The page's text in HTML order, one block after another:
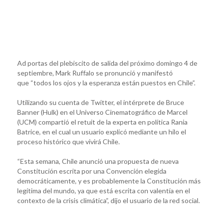
Ad portas del plebiscito de salida del próximo domingo 4 de
septiembre, Mark Ruffalo se pronunció y manifestó
que “todos los ojos y la esperanza están puestos en Chile”.
Utilizando su cuenta de Twitter, el intérprete de Bruce
Banner (Hulk) en el Universo Cinematográfico de Marcel
(UCM) compartió el retuit de la experta en política Rania
Batrice, en el cual un usuario explicó mediante un hilo el
proceso histórico que vivirá Chile.
“Esta semana, Chile anunció una propuesta de nueva
Constitución escrita por una Convención elegida
democráticamente, y es probablemente la Constitución más
legítima del mundo, ya que está escrita con valentía en el
contexto de la crisis climática”, dijo el usuario de la red social.